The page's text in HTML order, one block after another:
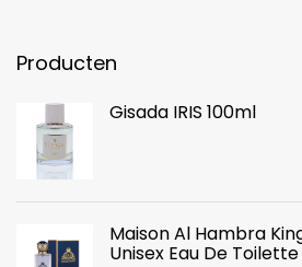
Producten
Gisada IRIS 100ml
Maison Al Hambra
Unisex Eau De